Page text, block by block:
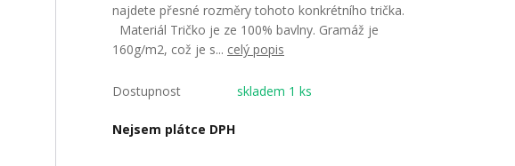
najdete přesné rozměry tohoto konkrétního trička.
Materiál Tričko je ze 100% bavlny. Gramáž je
160g/m2, což je s... celý popis
Dostupnost skladem 1 ks
Nejsem plátce DPH